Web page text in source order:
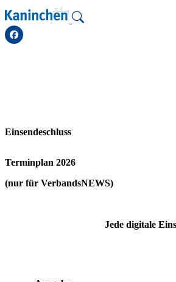
Zum
Inhalt
springen
Einsendeschluss
Terminplan 2026
(nur für VerbandsNEWS)
Jede digitale